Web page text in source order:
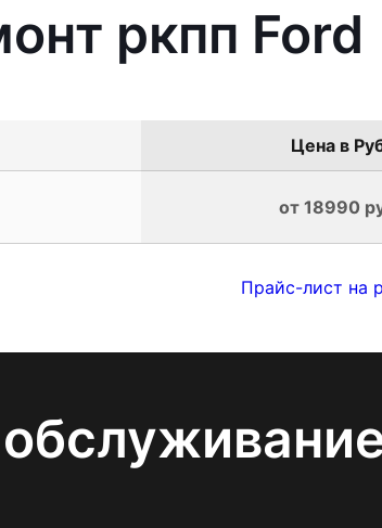
ркпп Ford
Цена в
от 18990
Прайс-лист на